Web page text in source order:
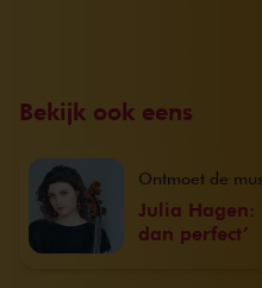
Bekijk ook eens
Julia Hagen:
dan perfect’
Ontmoet de